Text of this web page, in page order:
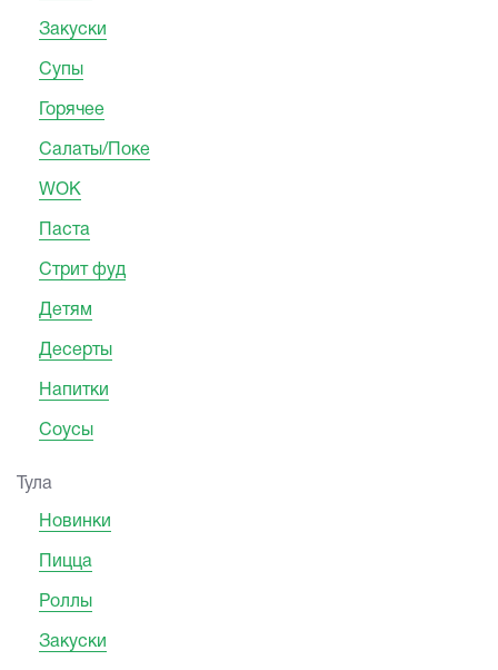
Закуски
Супы
Горячее
Салаты/Поке
WOK
Паста
Стрит фуд
Детям
Десерты
Напитки
Соусы
Тула
Новинки
Пицца
Роллы
Закуски